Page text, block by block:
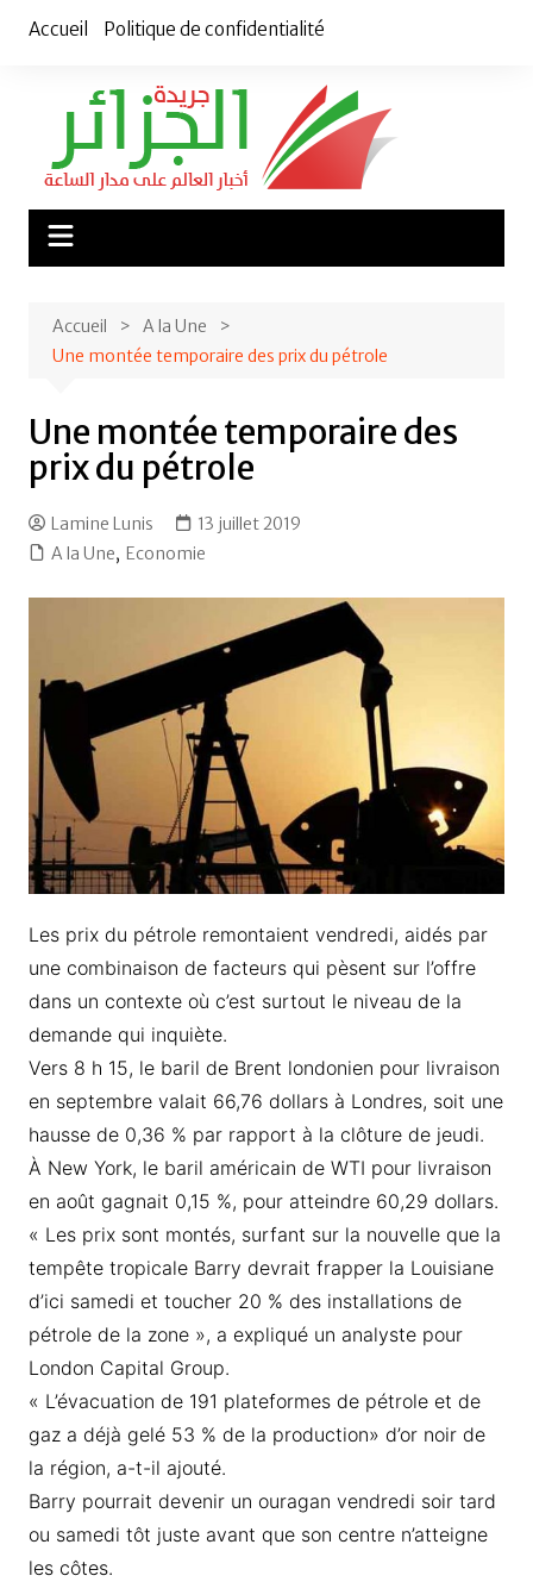
Accueil Politique de confidentialité
Accueil
A la Une
Une montée temporaire des prix du pétrole
Une montée temporaire des
prix du pétrole
Lamine Lunis
13 juillet 2019
A la Une, Economie
Les prix du pétrole remontaient vendredi, aidés par
une combinaison de facteurs qui pèsent sur l’offre
dans un contexte où c’est surtout le niveau de la
demande qui inquiète.
Vers 8 h 15, le baril de Brent londonien pour livraison
en septembre valait 66,76 dollars à Londres, soit une
hausse de 0,36 % par rapport à la clôture de jeudi.
À New York, le baril américain de WTI pour livraison
en août gagnait 0,15 %, pour atteindre 60,29 dollars.
« Les prix sont montés, surfant sur la nouvelle que la
tempête tropicale Barry devrait frapper la Louisiane
d’ici samedi et toucher 20 % des installations de
pétrole de la zone », a expliqué un analyste pour
London Capital Group.
« L’évacuation de 191 plateformes de pétrole et de
gaz a déjà gelé 53 % de la production» d’or noir de
la région, a-t-il ajouté.
Barry pourrait devenir un ouragan vendredi soir tard
ou samedi tôt juste avant que son centre n’atteigne
les côtes.